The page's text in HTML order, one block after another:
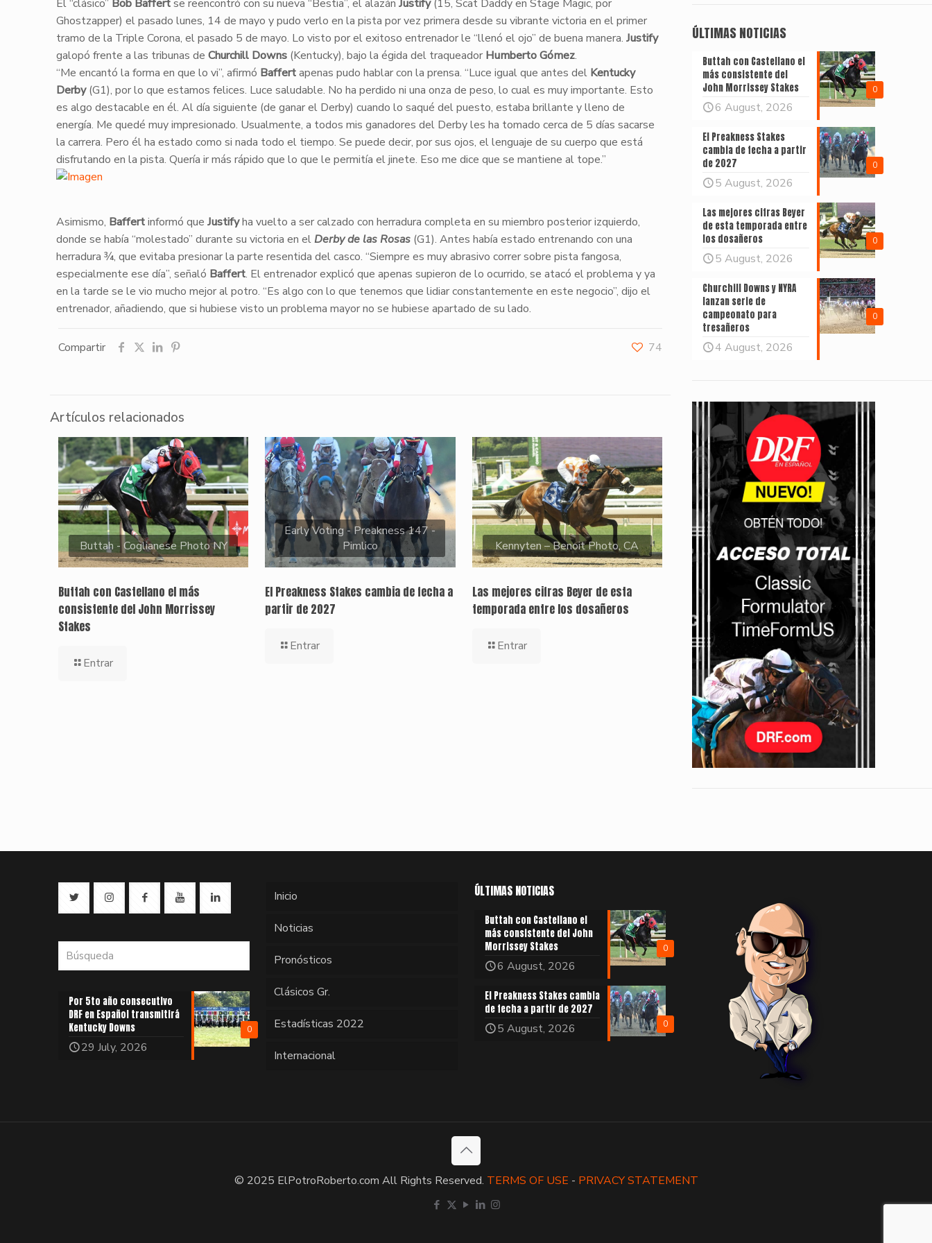
​El “clásico” Bob Baffertse reencontró con su nueva “Bestia”, el alazán Justify(15, Scat Daddy en Stage Magic, por
Ghostzapper) el pasado lunes, 14 de mayo y pudo verlo en la pista por vez primera desde su vibrante victoria en el primer
tramo de la Triple Corona, el pasado 5 de mayo. Lo visto por el exitoso entrenador le “llenó el ojo” de buena manera. Justify
galopó frente a las tribunas de Churchill Downs(Kentucky), bajo la égida del traqueador Humberto Gómez.
​“Me encantó la forma en que lo vi”, afirmó Baffertapenas pudo hablar con la prensa. “Luce igual que antes del Kentucky
Derby(G1), por lo que estamos felices. Luce saludable. No ha perdido ni una onza de peso, lo cual es muy importante. Esto
es algo destacable en él. Al día siguiente (de ganar el Derby) cuando lo saqué del puesto, estaba brillante y lleno de
energía. Me quedé muy impresionado. Usualmente, a todos mis ganadores del Derby les ha tomado cerca de 5 días sacarse
la carrera. Pero él ha estado como si nada todo el tiempo. Se puede decir, por sus ojos, el lenguaje de su cuerpo que está
disfrutando en la pista. Quería ir más rápido que lo que le permitía el jinete. Eso me dice que se mantiene al tope.”
​Asimismo, Baffertinformó que Justifyha vuelto a ser calzado con herradura completa en su miembro posterior izquierdo,
donde se había “molestado” durante su victoria en elDerby de las Rosas(G1). Antes había estado entrenando con una
herradura ¾, que evitaba presionar la parte resentida del casco. “Siempre es muy abrasivo correr sobre pista fangosa,
especialmente ese día”, señaló Baffert. El entrenador explicó que apenas supieron de lo ocurrido, se atacó el problema y ya
en la tarde se le vio mucho mejor al potro. “Es algo con lo que tenemos que lidiar constantemente en este negocio”, dijo el
entrenador, añadiendo, que si hubiese visto un problema mayor no se hubiese apartado de su lado.
Compartir 74
Artículos relacionados
Buttah - Coglianese Photo NY
Buttah con Castellano el más
consistente del John Morrissey
Stakes
Entrar
Early Voting - Preakness 147 -
Pimlico
El Preakness Stakes cambia de fecha a
partir de 2027
Entrar
Kennyten – Benoit Photo, CA
Las mejores cifras Beyer de esta
temporada entre los dosañeros
Entrar
ÚLTIMAS NOTICIAS
0
Buttah con Castellano el
más consistente del
John Morrissey Stakes
6 August, 2026
0
El Preakness Stakes
cambia de fecha a partir
de 2027
5 August, 2026
0
Las mejores cifras Beyer
de esta temporada entre
los dosañeros
5 August, 2026
0
Churchill Downs y NYRA
lanzan serie de
campeonato para
tresañeros
4 August, 2026
0
Por 5to año consecutivo
DRF en Español transmitirá
Kentucky Downs
29 July, 2026
Inicio
Noticias
Pronósticos
Clásicos Gr.
Estadísticas 2022
Internacional
ÚLTIMAS NOTICIAS
0
Buttah con Castellano el
más consistente del John
Morrissey Stakes
6 August, 2026
0
El Preakness Stakes cambia
de fecha a partir de 2027
5 August, 2026
© 2025 ElPotroRoberto.com All Rights Reserved. TERMS OF USE - PRIVACY STATEMENT